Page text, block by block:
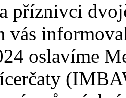
příznivci
vás
oslavíme